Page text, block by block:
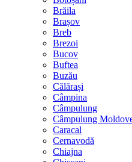
Brăila
Brașov
Breb
Brezoi
Bucov
Buftea
Buzău
Călărași
Câmpina
Câmpulung
Câmpulung
Caracal
Cernavodă
Chiajna